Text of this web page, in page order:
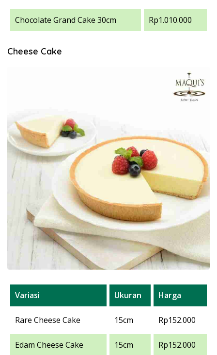
Chocolate Grand Cake 30cm Rp1.010.000
Cheese Cake
Variasi Ukuran Harga
Rare Cheese Cake 15cm Rp152.000
Edam Cheese Cake 15cm Rp152.000